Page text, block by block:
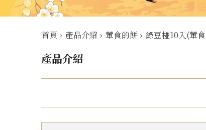
首頁 › 產品介紹 › 葷食的餅 › 綠豆椪10入(葷
產品介紹